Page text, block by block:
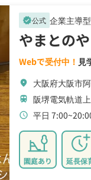
verified公式 企業主導
やまとの
Webで受付中！ 見
location_on 大阪府大阪市
train 阪堺電気軌道
schedule 平日
園庭あり 延長保